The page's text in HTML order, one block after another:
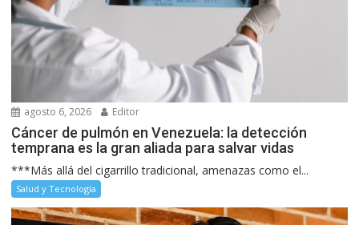
agosto 6, 2026 Editor
Cáncer de pulmón en Venezuela: la detección
temprana es la gran aliada para salvar vidas
***Más allá del cigarrillo tradicional, amenazas como el...
Salud y Tecnología